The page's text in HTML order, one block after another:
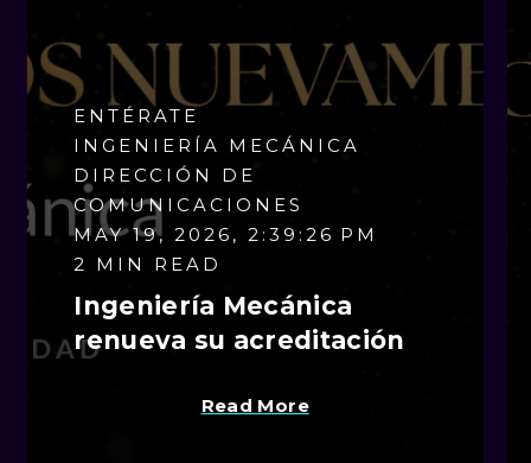
ENTÉRATE
INGENIERÍA MECÁNICA
DIRECCIÓN DE
COMUNICACIONES
MAY 19, 2026, 2:39:26 PM
2 MIN READ
Ingeniería Mecánica
renueva su acreditación
Read More